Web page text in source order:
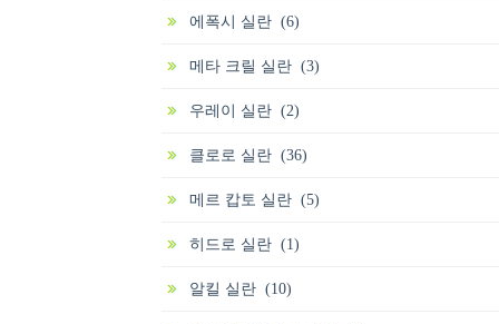
에폭시 실란 (6)
메타 크릴 실란 (3)
우레이 실란 (2)
클로로 실란 (36)
메르 캅토 실란 (5)
히드로 실란 (1)
알킬 실란 (10)